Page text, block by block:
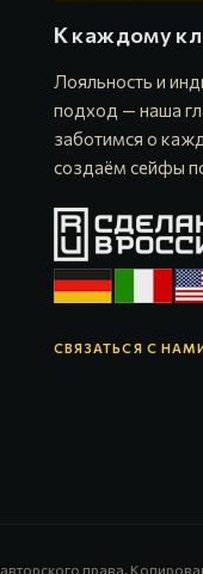
К каждому
Лояльность и
подход — наша
заботимся о
создаём сейфы
СВЯЗАТЬСЯ С
права.